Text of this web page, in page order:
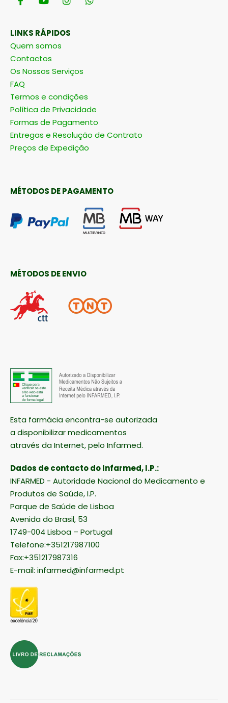
LINKS RÁPIDOS
Quem somos
Contactos
Os Nossos Serviços
FAQ
Termos e condições
Política de Privacidade
Formas de Pagamento
Entregas e Resolução de Contrato
Preços de Expedição
MÉTODOS DE PAGAMENTO
MÉTODOS DE ENVIO
Esta farmácia encontra-se autorizada
a disponibilizar medicamentos
através da Internet, pelo Infarmed.
Dados de contacto do Infarmed, I.P.:
INFARMED - Autoridade Nacional do Medicamento e
Produtos de Saúde, I.P.
Parque de Saúde de Lisboa
Avenida do Brasil, 53
1749-004 Lisboa – Portugal
Telefone:+351217987100
Fax:+351217987316
E-mail: infarmed@infarmed.pt